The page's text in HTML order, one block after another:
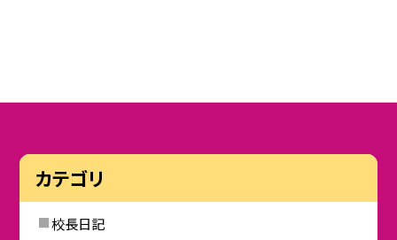
カテゴリ
校長日記